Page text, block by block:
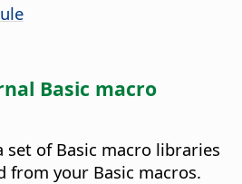
Basic macro
set of Basic macro libraries
from your Basic macros.